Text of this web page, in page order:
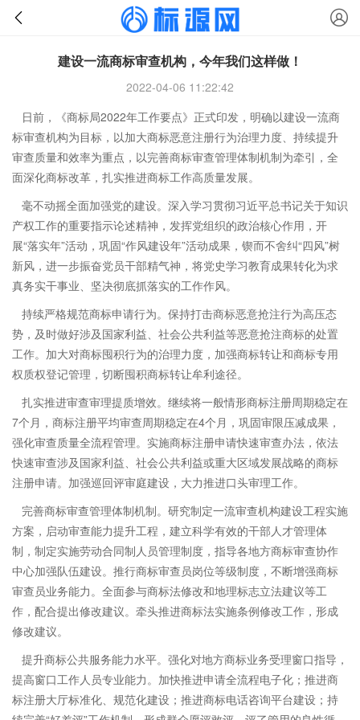
建设一流商标审查机构，今年我们这样做！
2022-04-06 11:22:42
日前，《商标局2022年工作要点》正式印发，明确以建设一流商
标审查机构为目标，以加大商标恶意注册行为治理力度、持续提升
审查质量和效率为重点，以完善商标审查管理体制机制为牵引，全
面深化商标改革，扎实推进商标工作高质量发展。
毫不动摇全面加强党的建设。深入学习贯彻习近平总书记关于知识
产权工作的重要指示论述精神，发挥党组织的政治核心作用，开
展“落实年”活动，巩固“作风建设年”活动成果，锲而不舍纠“四风”树
新风，进一步振奋党员干部精气神，将党史学习教育成果转化为求
真务实干事业、坚决彻底抓落实的工作作风。
持续严格规范商标申请行为。保持打击商标恶意抢注行为高压态
势，及时做好涉及国家利益、社会公共利益等恶意抢注商标的处置
工作。加大对商标囤积行为的治理力度，加强商标转让和商标专用
权质权登记管理，切断囤积商标转让牟利途径。
扎实推进审查审理提质增效。继续将一般情形商标注册周期稳定在
7个月，商标注册平均审查周期稳定在4个月，巩固审限压减成果，
强化审查质量全流程管理。实施商标注册申请快速审查办法，依法
快速审查涉及国家利益、社会公共利益或重大区域发展战略的商标
注册申请。加强巡回评审庭建设，大力推进口头审理工作。
完善商标审查管理体制机制。研究制定一流审查机构建设工程实施
方案，启动审查能力提升工程，建立科学有效的干部人才管理体
制，制定实施劳动合同制人员管理制度，指导各地方商标审查协作
中心加强队伍建设。推行商标审查员岗位等级制度，不断增强商标
审查员业务能力。全面参与商标法修改和地理标志立法建议等工
作，配合提出修改建议。牵头推进商标法实施条例修改工作，形成
修改建议。
提升商标公共服务能力水平。强化对地方商标业务受理窗口指导，
提高窗口工作人员专业能力。加快推进申请全流程电子化；推进商
标注册大厅标准化、规范化建设；推进商标电话咨询平台建设；持